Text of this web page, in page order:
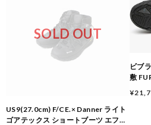
SOLD OUT
US9(27.0cm) F/CE.× Danner ライト
ゴアテックス ショートブーツ エフシ
ビブ
敷